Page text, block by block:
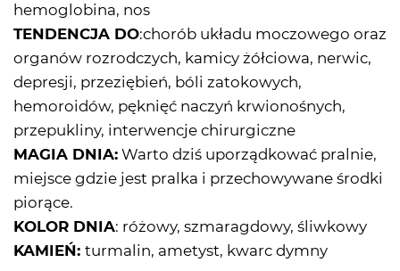
hemoglobina, nos
TENDENCJA DO:chorób układu moczowego oraz
organów rozrodczych, kamicy żółciowa, nerwic,
depresji, przeziębień, bóli zatokowych,
hemoroidów, pęknięć naczyń krwionośnych,
przepukliny, interwencje chirurgiczne
MAGIA DNIA: Warto dziś uporządkować pralnie,
miejsce gdzie jest pralka i przechowywane środki
piorące.
KOLOR DNIA: różowy, szmaragdowy, śliwkowy
KAMIEŃ: turmalin, ametyst, kwarc dymny